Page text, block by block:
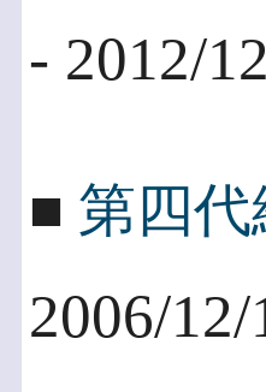
- 2012/
■ 第四代
2006/12/